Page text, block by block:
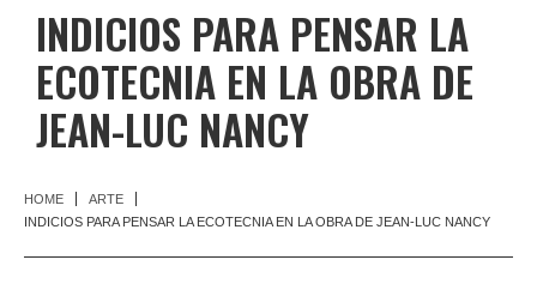
INDICIOS PARA PENSAR LA
ECOTECNIA EN LA OBRA DE
JEAN-LUC NANCY
HOME
ARTE
INDICIOS PARA PENSAR LA ECOTECNIA EN LA OBRA DE JEAN-LUC NANCY